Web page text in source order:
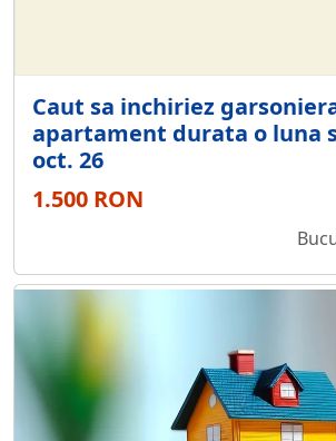
Caut sa inchiriez
apartament durata o luna
oct. 26
1.500 RON